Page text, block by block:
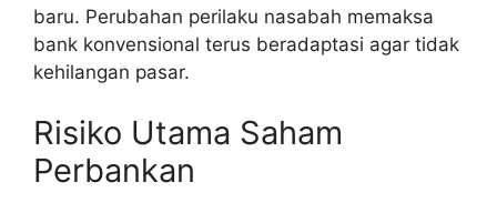
baru. Perubahan perilaku nasabah memaksa
bank konvensional terus beradaptasi agar tidak
kehilangan pasar.
Risiko Utama Saham
Perbankan